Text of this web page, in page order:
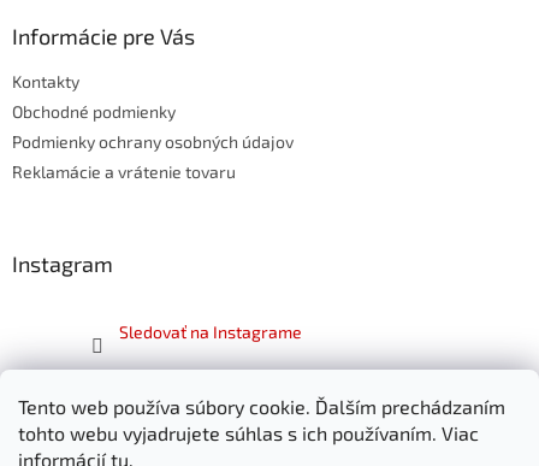
Tento web používa súbory cookie. Ďalším prechádzaním
tohto webu vyjadrujete súhlas s ich používaním. Viac
informáciítu.
Informácie pre Vás
Kontakty
Obchodné podmienky
Podmienky ochrany osobných údajov
Reklamácie a vrátenie tovaru
Instagram
Sledovať na Instagrame
Facebook